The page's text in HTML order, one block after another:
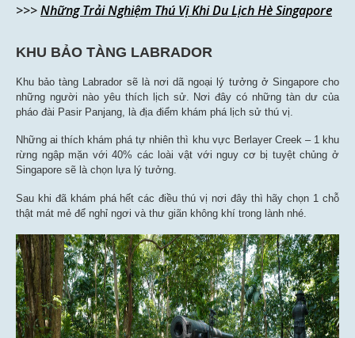
>>>Những Trải Nghiệm Thú Vị Khi Du Lịch Hè Singapore
KHU BẢO TÀNG LABRADOR
Khu bảo tàng Labrador sẽ là nơi dã ngoại lý tưởng ở Singapore cho
những người nào yêu thích lịch sử. Nơi đây có những tàn dư của
pháo đài Pasir Panjang, là địa điểm khám phá lịch sử thú vị.
Những ai thích khám phá tự nhiên thì khu vực Berlayer Creek – 1 khu
rừng ngập mặn với 40% các loài vật với nguy cơ bị tuyệt chủng ở
Singapore sẽ là chọn lựa lý tưởng.
Sau khi đã khám phá hết các điều thú vị nơi đây thì hãy chọn 1 chỗ
thật mát mẻ để nghỉ ngơi và thư giãn không khí trong lành nhé.